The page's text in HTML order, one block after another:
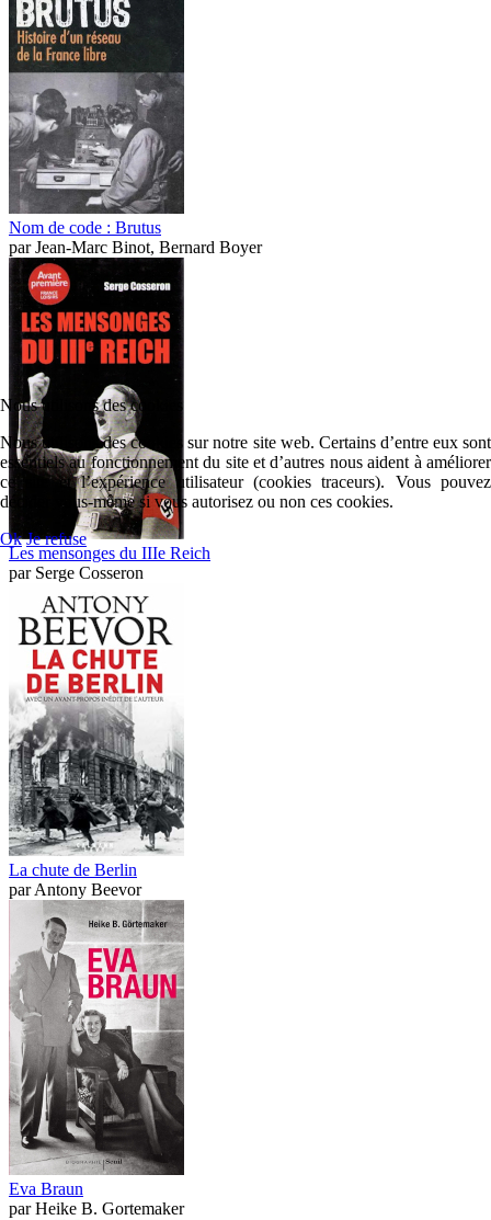
Nom de code : Brutus
parJean-Marc Binot, Bernard Boyer
Les mensonges du IIIe Reich
par Serge Cosseron
La chute de Berlin
parAntony Beevor
Eva Braun
parHeike B. Gortemaker
Nous utilisons des cookies
Nous utilisons des cookies sur notre site web. Certains d’entre eux sont
essentiels au fonctionnement du site et d’autres nous aident à améliorer
ce site et l’expérience utilisateur (cookies traceurs). Vous pouvez
décider vous-même si vous autorisez ou non ces cookies.
Ok Je refuse